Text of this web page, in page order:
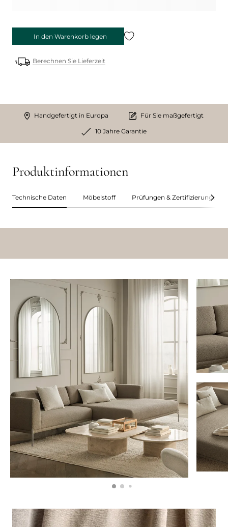
In den Warenkorb legen
Berechnen Sie Lieferzeit
Handgefertigt in Europa Für Sie maßgefertigt
10 Jahre Garantie
Produktinformationen
Technische Daten Möbelstoff Prüfungen & Zertifizierungen